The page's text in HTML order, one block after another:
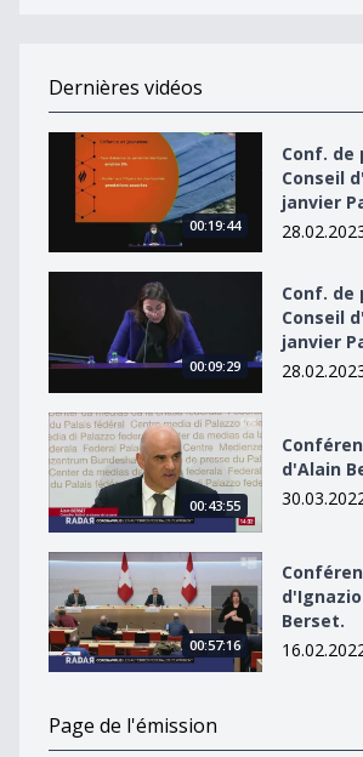
Dernières vidéos
Conf. de presse du Conseil
00:19:44
Conf. de
Conseil
janvier
Conf. de presse du Conseil
00:09:29
Conf. de
Conseil
janvier
Conférence de presse
00:43:55
d'Alain
Conférence de presse
00:57:16
Berset.
Page de l'émission